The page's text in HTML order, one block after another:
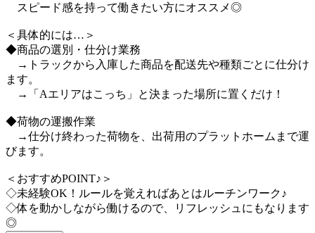
スピード感を持って働きたい方にオススメ◎
＜具体的には…＞
◆商品の選別・仕分け業務
→トラックから入庫した商品を配送先や種類ごとに仕分け
ます。
→「Aエリアはこっち」と決まった場所に置くだけ！
◆荷物の運搬作業
→仕分け終わった荷物を、出荷用のプラットホームまで運
びます。
＜おすすめPOINT♪＞
◇未経験OK！ルールを覚えればあとはルーチンワーク♪
◇体を動かしながら働けるので、リフレッシュにもなります
◎